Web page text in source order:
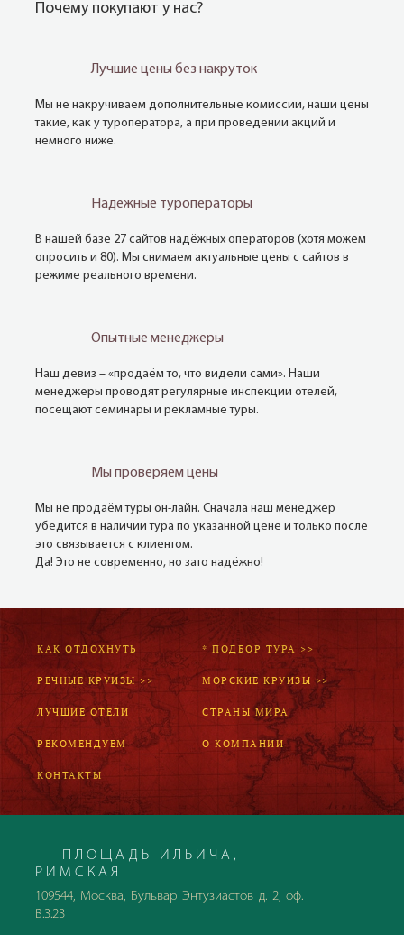
Почему покупают у нас?
Лучшие цены без накруток
Мы не накручиваем дополнительные комиссии, наши цены
такие, как у туроператора, а при проведении акций и
немного ниже.
Надежные туроператоры
В нашей базе 27 сайтов надёжных операторов (хотя можем
опросить и 80). Мы снимаем актуальные цены с сайтов в
режиме реального времени.
Опытные менеджеры
Наш девиз – «продаём то, что видели сами». Наши
менеджеры проводят регулярные инспекции отелей,
посещают семинары и рекламные туры.
Мы проверяем цены
Мы не продаём туры он-лайн. Сначала наш менеджер
убедится в наличии тура по указанной цене и только после
это связывается с клиентом.
Да! Это не современно, но зато надёжно!
КАК ОТДОХНУТЬ * ПОДБОР ТУРА >>
РЕЧНЫЕ КРУИЗЫ >> МОРСКИЕ КРУИЗЫ >>
ЛУЧШИЕ ОТЕЛИ СТРАНЫ МИРА
РЕКОМЕНДУЕМ О КОМПАНИИ
КОНТАКТЫ
ПЛОЩАДЬ ИЛЬИЧА,
РИМСКАЯ
109544, Москва, Бульвар Энтузиастов д. 2, оф.
В.3.23